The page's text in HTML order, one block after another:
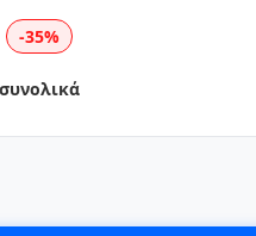
-35%